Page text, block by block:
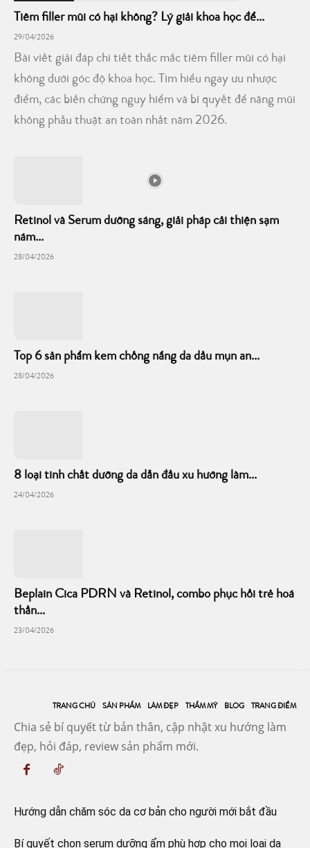
Tiêm filler mũi có hại không? Lý giải khoa học để...
29/04/2026
Bài viết giải đáp chi tiết thắc mắc tiêm filler mũi có hại
không dưới góc độ khoa học. Tìm hiểu ngay ưu nhược
điểm, các biến chứng nguy hiểm và bí quyết để nâng mũi
không phẫu thuật an toàn nhất năm 2026.
Retinol và Serum dưỡng sáng, giải pháp cải thiện sạm
nám...
28/04/2026
Top 6 sản phẩm kem chống nắng da dầu mụn an...
28/04/2026
8 loại tinh chất dưỡng da dẫn đầu xu hướng làm...
24/04/2026
Beplain Cica PDRN và Retinol, combo phục hồi trẻ hoá
thần...
23/04/2026
TRANG CHỦ SẢN PHẨM LÀM ĐẸP THẨM MỸ BLOG TRANG ĐIỂM
Chia sẻ bí quyết từ bản thân, cập nhật xu hướng làm
đẹp, hỏi đáp, review sản phẩm mới.
Hướng dẫn chăm sóc da cơ bản cho người mới bắt đầu
Bí quyết chọn serum dưỡng ẩm phù hợp cho mọi loại da